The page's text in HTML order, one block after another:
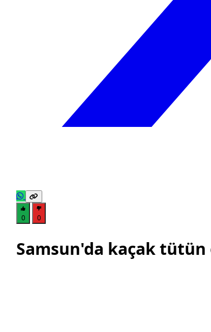
0 0
Samsun'da kaçak